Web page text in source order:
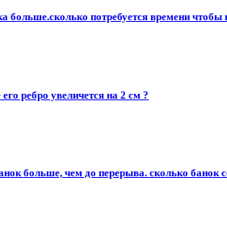
потребуется времени
ребро увеличется на 2 см ?
больше, чем до перерыва. сколько банок